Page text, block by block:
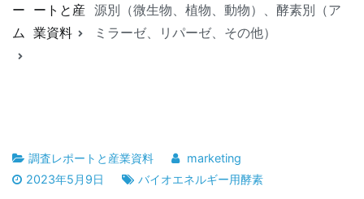
ー
ム
ートと産
業資料
源別（微生物、植物、動物）、酵素別（ア
ミラーゼ、リパーゼ、その他）
調査レポートと産業資料
marketing
2023年5月9日
バイオエネルギー用酵素